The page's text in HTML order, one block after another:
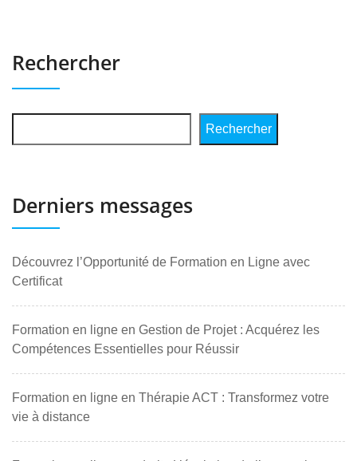
Rechercher
Rechercher
Derniers messages
Découvrez l’Opportunité de Formation en Ligne avec
Certificat
Formation en ligne en Gestion de Projet : Acquérez les
Compétences Essentielles pour Réussir
Formation en ligne en Thérapie ACT : Transformez votre
vie à distance